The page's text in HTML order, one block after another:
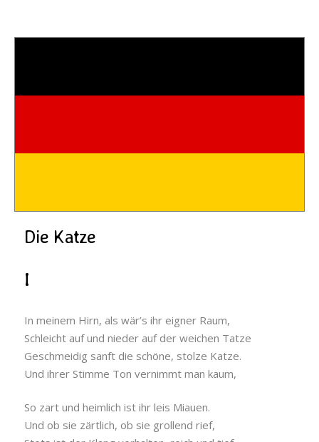
Die Katze
I
In meinem Hirn, als wär’s ihr eigner Raum,
Schleicht auf und nieder auf der weichen Tatze
Geschmeidig sanft die schöne, stolze Katze.
Und ihrer Stimme Ton vernimmt man kaum,
So zart und heimlich ist ihr leis Miauen.
Und ob sie zärtlich, ob sie grollend rief,